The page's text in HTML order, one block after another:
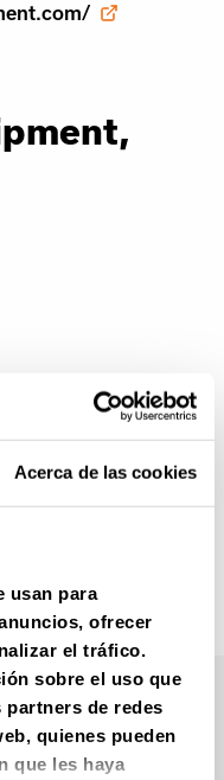
Acerca de las cookies
usan para
ofrecer
el tráfico.
sobre el uso que
de redes
quienes pueden
que les haya
de